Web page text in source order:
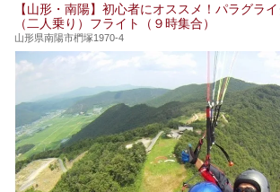
人気漫画「３月のライオン」の中で
が描かれ、「坊」こと二海堂氏の甲
りに、思わず吹き出してしまった読
2017年は4月22日（土）・23日（日
われます。また、23日は「天童百面
将棋終了後、小学生以上の一般市民
とができます。
天童市には温泉も多数あるので、桜
っくり温泉に浸かってはいかがでし
今回は山形県天童市のおすすめ温泉
【山形・南陽】初心者にオススメ！パラグラ
（二人乗り）フライト（９時集合）
山形県南陽市椚塚1970-4